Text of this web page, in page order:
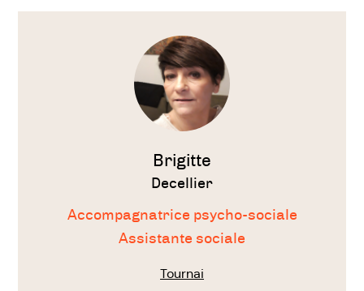
Voir
Brigitte
Decellier
Accompagnatrice psycho-sociale
Assistante sociale
Tournai